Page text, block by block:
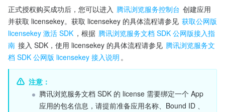
正式授权购买成功后，您可以进入 腾讯浏览服务控制台 创建应用
并获取 licensekey。获取 licensekey 的具体流程请参见 获取公网版
licensekey 激活 SDK ，根据 腾讯浏览服务文档 SDK 公网版接入指
南 接入 SDK，使用 licensekey 的具体流程请参见 腾讯浏览服务文
档 SDK 公网版 licensekey 接入说明 。
注意：
腾讯浏览服务文档 SDK 的 license 需要绑定一个 App
应用的包名信息，请提前准备应用名称、Bound ID 、